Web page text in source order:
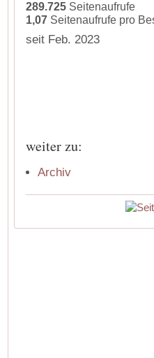
289.725 Seitenaufrufe
1,07 Seitenaufrufe pro
seit Feb. 2023
weiter zu:
Archiv